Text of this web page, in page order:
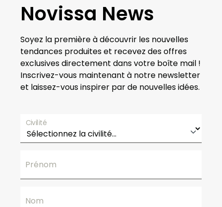
Novissa News
Soyez la première à découvrir les nouvelles
tendances produites et recevez des offres
exclusives directement dans votre boîte mail !
Inscrivez-vous maintenant à notre newsletter
et laissez-vous inspirer par de nouvelles idées.
Civilité
Prénom
Nom